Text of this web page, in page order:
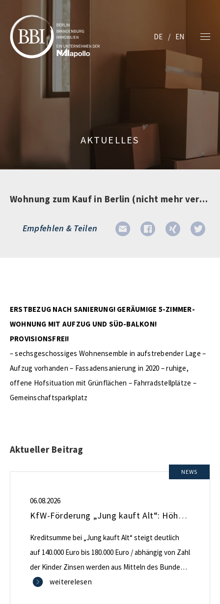
DE EN
AKTUELLES
Wohnung zum Kauf in Berlin (nicht mehr verfügbar)
Empfehlen & Teilen
ERSTBEZUG NACH SANIERUNG! GERÄUMIGE 5-ZIMMER-
WOHNUNG MIT AUFZUG UND SÜD-BALKON!
PROVISIONSFREI!
– sechsgeschossiges Wohnensemble in aufstrebender Lage –
Aufzug vorhanden – Fassadensanierung in 2020 – ruhige,
offene Hofsituation mit Grünflächen – Fahrradstellplätze –
Gemeinschaftsparkplatz
Aktueller Beitrag
NEWS
06.08.2026
KfW-Förderung „Jung kauft Alt“: Höhere Kredite ab August 2026
Kreditsumme bei „Jung kauft Alt“ steigt deutlich
auf 140.000 Euro bis 180.000 Euro / abhängig von Zahl
der Kinder Zinsen werden aus Mitteln des Bundes
verbilligt: Heutiger Zins bei 0,53 Prozent effektiv bei
weiterelesen